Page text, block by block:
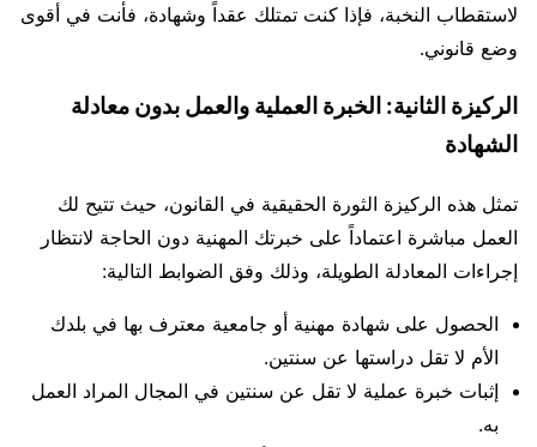
لاستقطاب النخبة، فإذا كنت تمتلك عقداً وشهادة، فأنت في أقوى
وضع قانوني.
الركيزة الثانية: الخبرة العملية والعمل بدون معادلة
الشهادة
تمثل هذه الركيزة الثورة الحقيقية في القانون، حيث تتيح لك
العمل مباشرة اعتماداً على خبرتك المهنية دون الحاجة لانتظار
إجراءات المعادلة الطويلة، وذلك وفق الضوابط التالية:
الحصول على شهادة مهنية أو جامعية معترف بها في بلدك
الأم لا تقل دراستها عن سنتين.
إثبات خبرة عملية لا تقل عن سنتين في المجال المراد العمل
به.